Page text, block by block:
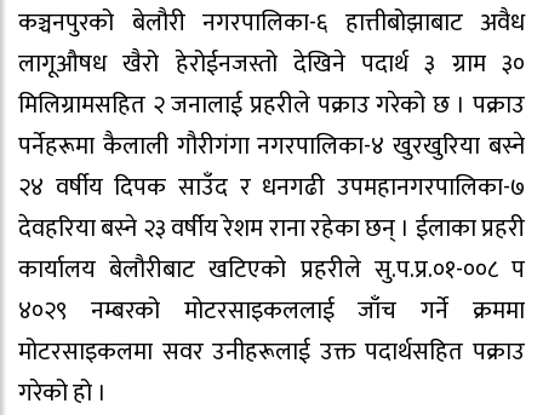
कञ्चनपुरको बेलौरी नगरपालिका-६ हात्तीबोझाबाट अवैध
लागूऔषध खैरो हेरोईनजस्तो देखिने पदार्थ ३ ग्राम ३०
मिलिग्रामसहित २ जनालाई प्रहरीले पक्राउ गरेको छ । पक्राउ
पर्नेहरूमा कैलाली गौरीगंगा नगरपालिका-४ खुरखुरिया बस्ने
२४ वर्षीय दिपक साउँद र धनगढी उपमहानगरपालिका-७
देवहरिया बस्ने २३ वर्षीय रेशम राना रहेका छन् । ईलाका प्रहरी
कार्यालय बेलौरीबाट खटिएको प्रहरीले सु.प.प्र.०१-००८ प
४०२९ नम्बरको मोटरसाइकललाई जाँच गर्ने क्रममा
मोटरसाइकलमा सवर उनीहरूलाई उक्त पदार्थसहित पक्राउ
गरेको हो ।